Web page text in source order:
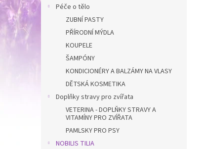
Péče o tělo
ZUBNÍ PASTY
PŘÍRODNÍ MÝDLA
KOUPELE
ŠAMPÓNY
KONDICIONÉRY A BALZÁMY NA VLASY
DĚTSKÁ KOSMETIKA
Doplňky stravy pro zvířata
VETERINA - DOPLŇKY STRAVY A
VITAMÍNY PRO ZVÍŘATA
PAMLSKY PRO PSY
NOBILIS TILIA